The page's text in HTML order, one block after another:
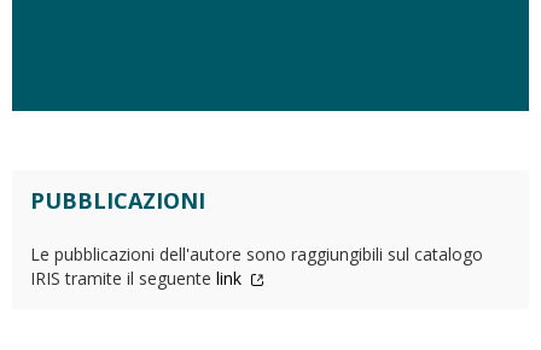
PUBBLICAZIONI
Le pubblicazioni dell'autore sono raggiungibili sul catalogo
IRIS tramite il seguente link